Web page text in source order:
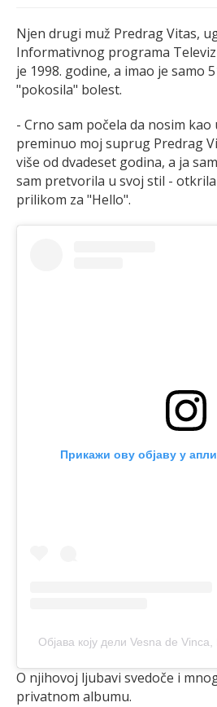
Njen drugi muž Predrag Vitas,
Informativnog programa
je 1998. godine, a imao je samo
"pokosila" bolest.
- Crno sam počela da nosim kao
preminuo moj suprug Predrag
više od dvadeset godina, a ja
sam pretvorila u svoj stil -
prilikom za "Hello".
Прикажи ову објаву у
Објава коју дели Vesna de
O njihovoj ljubavi svedoče i
privatnom albumu.